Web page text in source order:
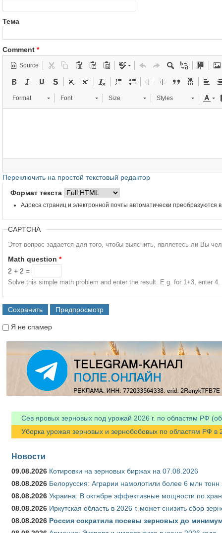
Тема
Comment *
Source
Format Font Size Styles
Переключить на простой текстовый редактор
Формат текста
Адреса страниц и электронной почты автоматически преобразуются
CAPTCHA
Этот вопрос задается для того, чтобы выяснить, являетесь ли Вы
Math question *
2 + 2 =
Solve this simple math problem and enter the result. E.g. for 1+3, enter 4.
Я не спамер
Сев яровых зерновых под урожай 2026 г. по областям РФ
Уборка урожая зерновых и зернобобовых по областям РФ в
Новости
09.08.2026 Котировки на зерновых биржах на 07.08.2026
08.08.2026 Белоруссия: Аграрии намолотили более 6 млн тонн
08.08.2026 Украина: В октябре эффективные мощности по
08.08.2026 Иркутская область в 2026 г. может снизить сбор
08.08.2026 Россия сократила посевы зерновых до